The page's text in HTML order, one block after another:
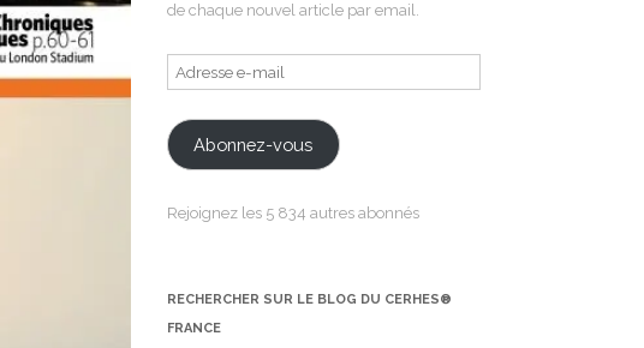
de chaque nouvel article par email.
Adresse
e-
mail
Abonnez-vous
Rejoignez les 5 834 autres abonnés
RECHERCHER SUR LE BLOG DU CERHES®
FRANCE